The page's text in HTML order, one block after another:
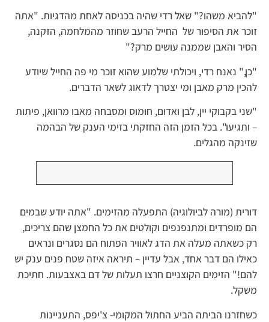
"להביא משהו?" שאל רדי שהיה בכניסה לאחת מהדגיות. "אתה
זוכר את הסיפור של החייל הרעב שחוזר מהמלחמה, הזקנה,
הסיר והאבן שממנה עושים מרק?"
"כן," נאנח רדי, ויכולתי שלמוע שהוא זוכר מי פה החייל שיודע
להכין מרק מאבן ומי יצטרך לדאוג לשאר הדברים.
"שני בקבוקי יין, לבן ואדום, חומוס ומסבחה מאבו מרוואן, פיתות
– ותגיעו". בכל הזמן הזה החזקתי בזימי הענק של הבהמה
שזינקה מהגלים.
דורית (מורה לביולוגיה) התפעלה מהזימים. "אתה יודע שבמים
הם מופרדים ומתנפנפים וקולטים את כל החמצן שהם צריכים,
רק כשאתה מעלה את הדג לאוויר הפתוח הם נסגרים ונראים
כאילו הם דבר אחד, אבל עדיין – תיראה איזה שטח פנים ענק יש
להם!" הזימים הקוצניים חרצו תעלות של דם באצבעות. חתיכת
משקל.
כשחזרנו הביתה הביע החתול המקומי- צ'יפס, התעניינות